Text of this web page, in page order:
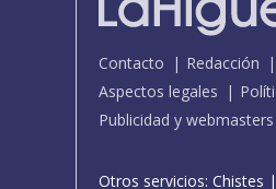
Contacto Redacción
Aspectos legales
Publicidad y webmasters
Otros servicios: Chistes |